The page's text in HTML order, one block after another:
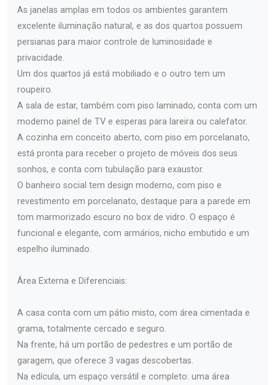
As janelas amplas em todos os ambientes garantem
excelente iluminação natural, e as dos quartos possuem
persianas para maior controle de luminosidade e
privacidade.
Um dos quartos já está mobiliado e o outro tem um
roupeiro.
A sala de estar, também com piso laminado, conta com um
moderno painel de TV e esperas para lareira ou calefator.
A cozinha em conceito aberto, com piso em porcelanato,
está pronta para receber o projeto de móveis dos seus
sonhos, e conta com tubulação para exaustor.
O banheiro social tem design moderno, com piso e
revestimento em porcelanato, destaque para a parede em
tom marmorizado escuro no box de vidro. O espaço é
funcional e elegante, com armários, nicho embutido e um
espelho iluminado.
Área Externa e Diferenciais:
A casa conta com um pátio misto, com área cimentada e
grama, totalmente cercado e seguro.
Na frente, há um portão de pedestres e um portão de
garagem, que oferece 3 vagas descobertas.
Na edícula, um espaço versátil e completo: uma área